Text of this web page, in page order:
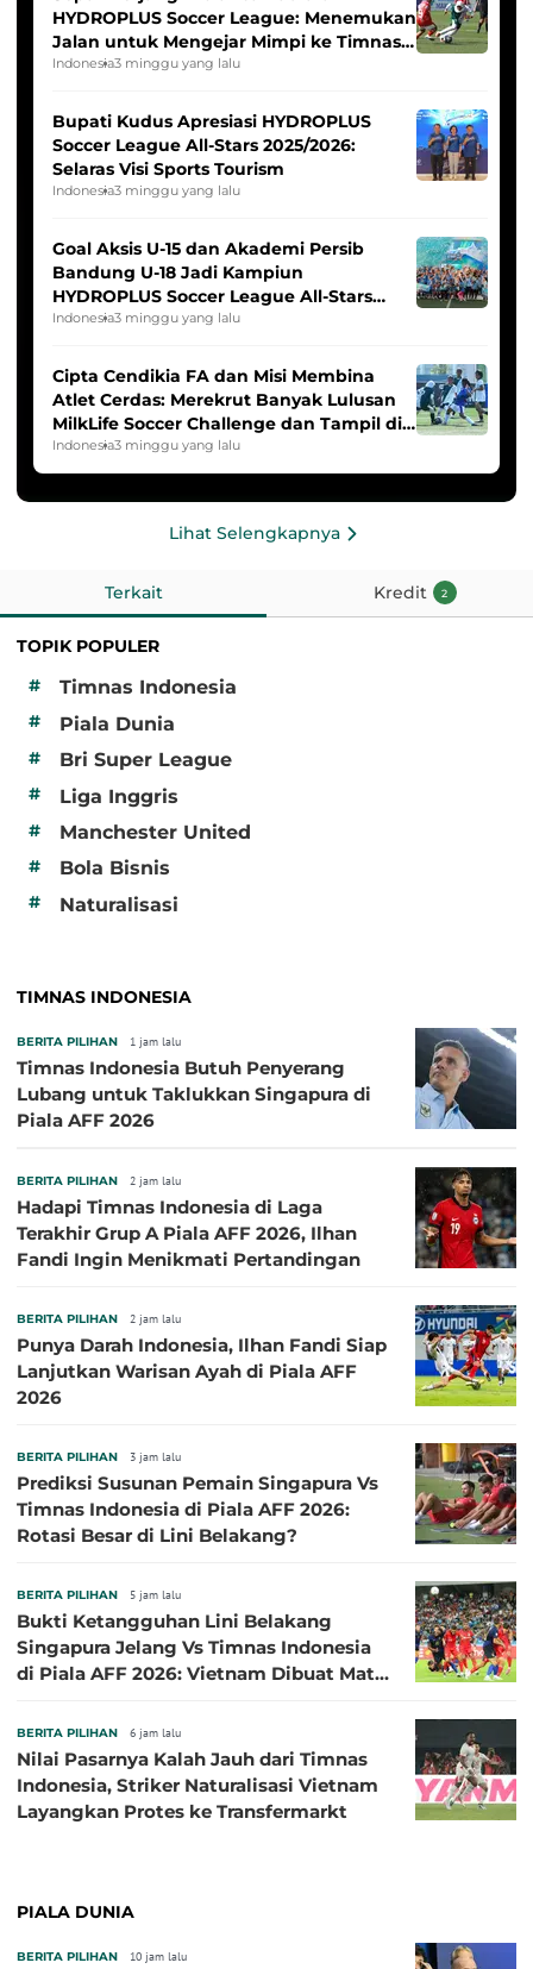
HYDROPLUS Soccer League: Menemukan
Jalan untuk Mengejar Mimpi ke Timnas
Indonesia Putri
Indonesia3 minggu yang lalu
Bupati Kudus Apresiasi HYDROPLUS
Soccer League All-Stars 2025/2026:
Selaras Visi Sports Tourism
Indonesia3 minggu yang lalu
Goal Aksis U-15 dan Akademi Persib
Bandung U-18 Jadi Kampiun
HYDROPLUS Soccer League All-Stars
2025/2026
Indonesia3 minggu yang lalu
Cipta Cendikia FA dan Misi Membina
Atlet Cerdas: Merekrut Banyak Lulusan
MilkLife Soccer Challenge dan Tampil di
HYDROPLUS Soccer League
Indonesia3 minggu yang lalu
Lihat Selengkapnya
Terkait Kredit 2
TOPIK POPULER
#
Timnas Indonesia
# Piala Dunia
# Bri Super League
# Liga Inggris
# Manchester United
# Bola Bisnis
# Naturalisasi
TIMNAS INDONESIA
BERITA PILIHAN 1 jam lalu
Timnas Indonesia Butuh Penyerang
Lubang untuk Taklukkan Singapura di
Piala AFF 2026
BERITA PILIHAN 2 jam lalu
Hadapi Timnas Indonesia di Laga
Terakhir Grup A Piala AFF 2026, Ilhan
Fandi Ingin Menikmati Pertandingan
BERITA PILIHAN 2 jam lalu
Punya Darah Indonesia, Ilhan Fandi Siap
Lanjutkan Warisan Ayah di Piala AFF
2026
BERITA PILIHAN 3 jam lalu
Prediksi Susunan Pemain Singapura Vs
Timnas Indonesia di Piala AFF 2026:
Rotasi Besar di Lini Belakang?
BERITA PILIHAN 5 jam lalu
Bukti Ketangguhan Lini Belakang
Singapura Jelang Vs Timnas Indonesia
di Piala AFF 2026: Vietnam Dibuat Mati
BERITA PILIHAN 6 jam lalu
Nilai Pasarnya Kalah Jauh dari Timnas
Indonesia, Striker Naturalisasi Vietnam
Layangkan Protes ke Transfermarkt
PIALA DUNIA
BERITA PILIHAN 10 jam lalu